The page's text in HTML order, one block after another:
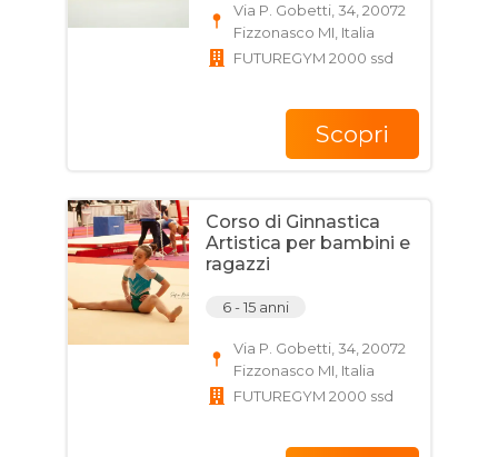
Via P. Gobetti, 34, 20072
Fizzonasco MI, Italia
FUTUREGYM 2000 ssd
Scopri
Corso di Ginnastica
Artistica per bambini e
ragazzi
6 - 15 anni
Via P. Gobetti, 34, 20072
Fizzonasco MI, Italia
FUTUREGYM 2000 ssd